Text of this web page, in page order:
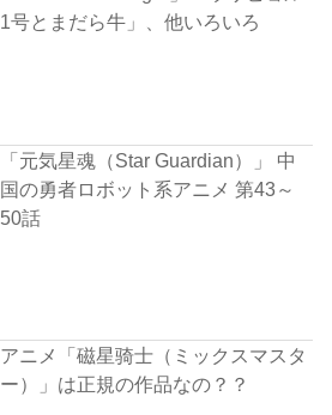
1号とまだら牛」、他いろいろ
「元気星魂（Star Guardian）」 中
国の勇者ロボット系アニメ 第43～
50話
アニメ「磁星骑士（ミックスマスタ
ー）」は正規の作品なの？？